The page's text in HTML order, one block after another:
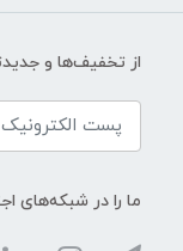
از تخفیف‌ها و
ما را در شبکه‌های